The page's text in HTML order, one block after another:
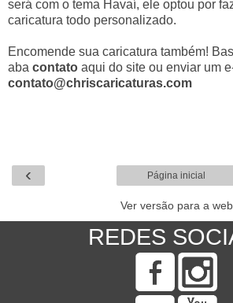
será com o tema Havaí, ele optou por
caricatura todo personalizado.
Encomende sua caricatura também!
aba contato aqui do site ou enviar um
contato@chriscaricaturas.com
‹ Página inicial
Ver versão para a web
REDES